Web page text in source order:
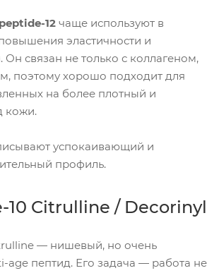
12 чаще используют в
эластичности и
Он связан не только с коллагеном,
поэтому хорошо подходит для
на более плотный и
кожи.
успокаивающий и
профиль.
10 Citrulline / Decorinyl
— нишевый, но очень
age пептид. Его задача — работа не